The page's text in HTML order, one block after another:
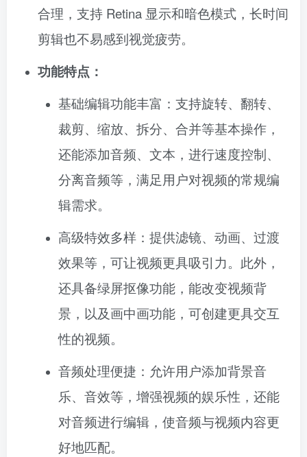
合理，支持 Retina 显示和暗色模式，长时间
剪辑也不易感到视觉疲劳。
功能特点：
基础编辑功能丰富：支持旋转、翻转、
裁剪、缩放、拆分、合并等基本操作，
还能添加音频、文本，进行速度控制、
分离音频等，满足用户对视频的常规编
辑需求。
高级特效多样：提供滤镜、动画、过渡
效果等，可让视频更具吸引力。此外，
还具备绿屏抠像功能，能改变视频背
景，以及画中画功能，可创建更具交互
性的视频。
音频处理便捷：允许用户添加背景音
乐、音效等，增强视频的娱乐性，还能
对音频进行编辑，使音频与视频内容更
好地匹配。